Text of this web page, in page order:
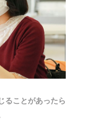
ることがあったら